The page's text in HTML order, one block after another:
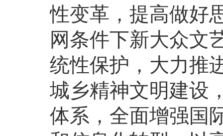
性变革，提高做好
网条件下新大众文
统性保护，大力推
城乡精神文明建设
体系，全面增强国